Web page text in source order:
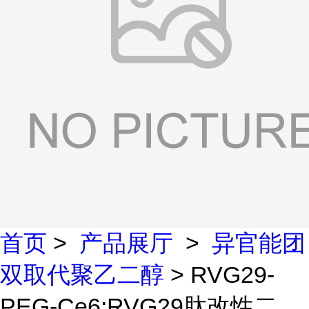
首页 > 产品展厅 > 异官能团
双取代聚乙二醇 > RVG29-